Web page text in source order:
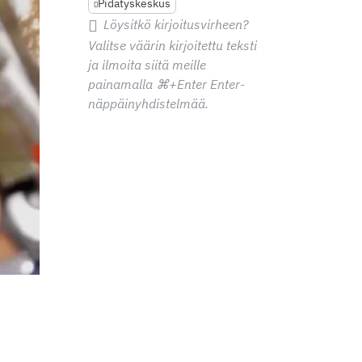
Pidätyskeskus
Löysitkö kirjoitusvirheen?
Valitse väärin kirjoitettu teksti
ja ilmoita siitä meille
painamalla ⌘+Enter Enter-
näppäinyhdistelmää.